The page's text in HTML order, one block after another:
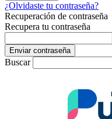
¿Olvidaste tu contraseña?
Recuperación de contraseña
Recupera tu contraseña
Buscar